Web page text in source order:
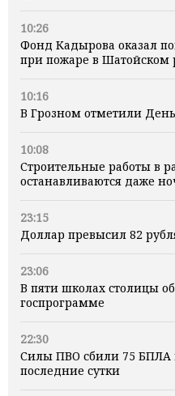
10:26
Фонд Кадырова оказал
при пожаре в Шатойском
10:16
В Грозном отметили
10:08
Строительные работы в
останавливаются даже
23:15
Доллар превысил 82
23:06
В пяти школах столицы
госпрограмме
22:30
Силы ПВО сбили 75 БПЛА
последние сутки